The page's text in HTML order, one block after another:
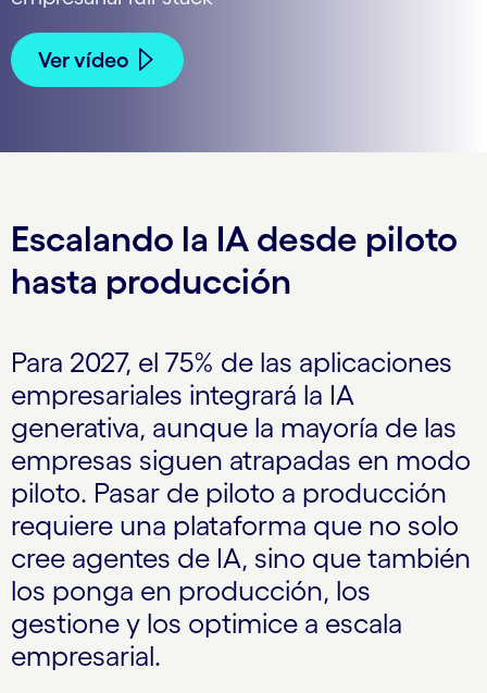
Ver vídeo
Escalando la IA desde piloto
hasta producción
Para 2027, el 75% de las aplicaciones
empresariales integrará la IA
generativa, aunque la mayoría de las
empresas siguen atrapadas en modo
piloto. Pasar de piloto a producción
requiere una plataforma que no solo
cree agentes de IA, sino que también
los ponga en producción, los
gestione y los optimice a escala
empresarial.